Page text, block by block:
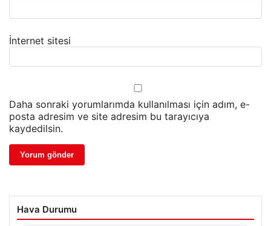
İnternet sitesi
Daha sonraki yorumlarımda kullanılması için adım, e-
posta adresim ve site adresim bu tarayıcıya
kaydedilsin.
Hava Durumu